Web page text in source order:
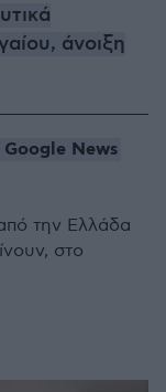
άνοιξη
News
την Ελλάδα
στο